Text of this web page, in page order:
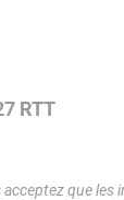
RTT
acceptez que les